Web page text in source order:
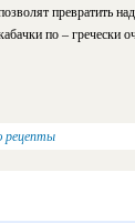
превратить
по – гречески
рецепты